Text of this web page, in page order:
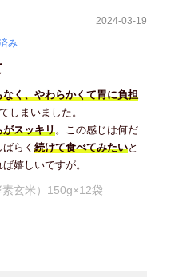
み
2024-03-19
なく、やわらかくて胃に負担
しまいました。
がスッキリ。この感じは何だ
らく 続けて食べてみたいと
嬉しいですが。
玄米）150g×12袋